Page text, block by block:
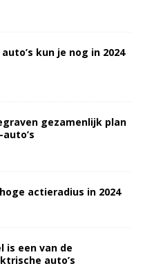
kun je nog in 2024
gezamenlijk plan
actieradius in 2024
is een van de
auto’s